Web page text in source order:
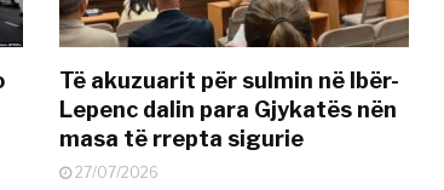
Të akuzuarit për sulmin në Ibër-
Lepenc dalin para Gjykatës nën
masa të rrepta sigurie
27/07/2026